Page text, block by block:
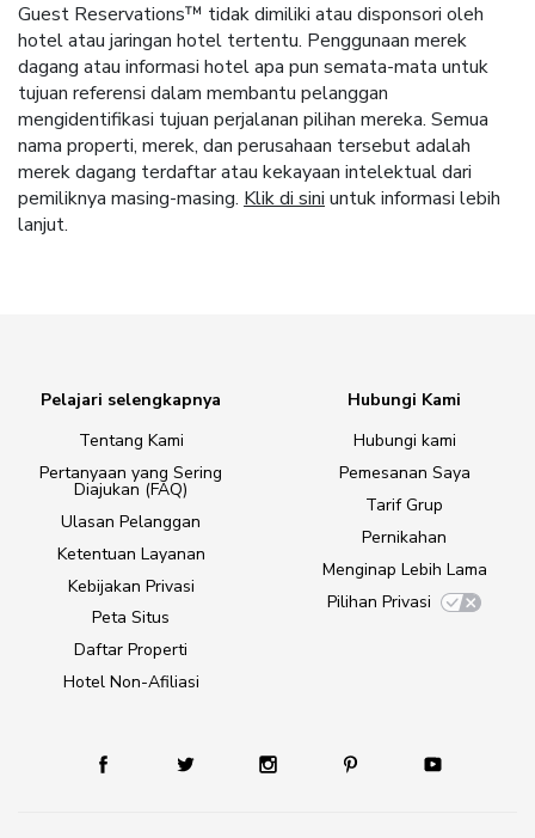
Guest Reservations™ tidak dimiliki atau disponsori oleh
hotel atau jaringan hotel tertentu. Penggunaan merek
dagang atau informasi hotel apa pun semata-mata untuk
tujuan referensi dalam membantu pelanggan
mengidentifikasi tujuan perjalanan pilihan mereka. Semua
nama properti, merek, dan perusahaan tersebut adalah
merek dagang terdaftar atau kekayaan intelektual dari
pemiliknya masing-masing. Klik di sini untuk informasi lebih
lanjut.
Pelajari selengkapnya
Tentang Kami
Pertanyaan yang Sering
Diajukan (FAQ)
Ulasan Pelanggan
Ketentuan Layanan
Kebijakan Privasi
Peta Situs
Daftar Properti
Hotel Non-Afiliasi
Hubungi Kami
Hubungi kami
Pemesanan Saya
Tarif Grup
Pernikahan
Menginap Lebih Lama
Pilihan Privasi